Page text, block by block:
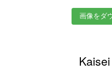
画像をダ